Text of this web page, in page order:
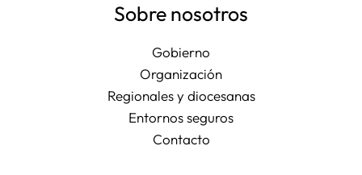
Sobre nosotros
Gobierno
Organización
Regionales y diocesanas
Entornos seguros
Contacto